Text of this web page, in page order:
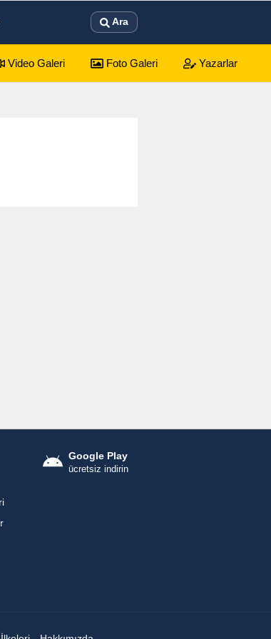
Ara
Video Galeri Foto Galeri Yazarlar
Google Play
ücretsiz indirin